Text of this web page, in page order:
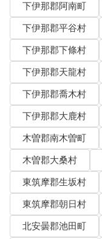
下伊那郡阿南町
下伊那郡平谷村
下伊那郡下條村
下伊那郡天龍村
下伊那郡喬木村
下伊那郡大鹿村
木曽郡南木曽町
木曽郡大桑村
東筑摩郡生坂村
東筑摩郡朝日村
北安曇郡池田町